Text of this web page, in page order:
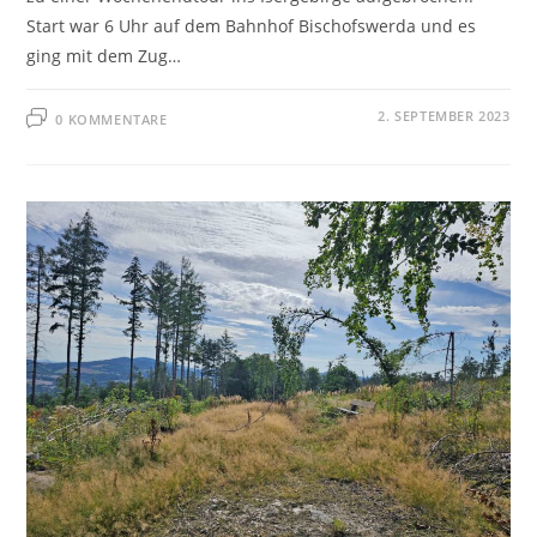
Start war 6 Uhr auf dem Bahnhof Bischofswerda und es
ging mit dem Zug…
0 KOMMENTARE 2. SEPTEMBER 2023